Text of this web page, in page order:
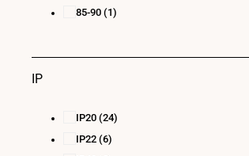
85-90 (1)
IP
IP20 (24)
IP22 (6)